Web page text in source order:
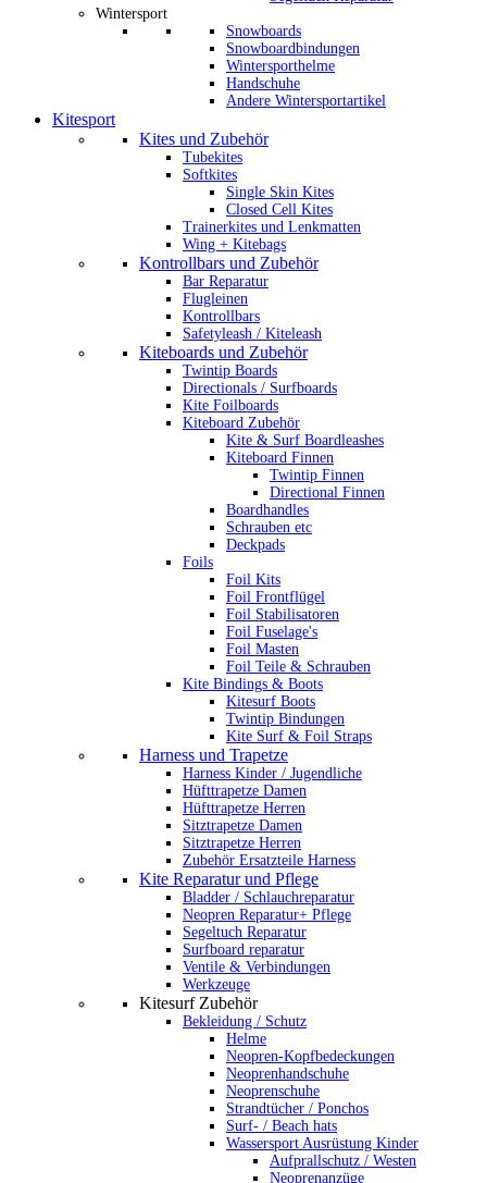
Wintersport
Snowboards
Snowboardbindungen
Wintersporthelme
Handschuhe
Andere Wintersportartikel
Kitesport
Kites und Zubehör
Tubekites
Softkites
Single Skin Kites
Closed Cell Kites
Trainerkites und Lenkmatten
Wing + Kitebags
Kontrollbars und Zubehör
Bar Reparatur
Flugleinen
Kontrollbars
Safetyleash / Kiteleash
Kiteboards und Zubehör
Twintip Boards
Directionals / Surfboards
Kite Foilboards
Kiteboard Zubehör
Kite & Surf Boardleashes
Kiteboard Finnen
Twintip Finnen
Directional Finnen
Boardhandles
Schrauben etc
Deckpads
Foils
Foil Kits
Foil Frontflügel
Foil Stabilisatoren
Foil Fuselage's
Foil Masten
Foil Teile & Schrauben
Kite Bindings & Boots
Kitesurf Boots
Twintip Bindungen
Kite Surf & Foil Straps
Harness und Trapetze
Harness Kinder / Jugendliche
Hüfttrapetze Damen
Hüfttrapetze Herren
Sitztrapetze Damen
Sitztrapetze Herren
Zubehör Ersatzteile Harness
Kite Reparatur und Pflege
Bladder / Schlauchreparatur
Neopren Reparatur+ Pflege
Segeltuch Reparatur
Surfboard reparatur
Ventile & Verbindungen
Werkzeuge
Kitesurf Zubehör
Bekleidung / Schutz
Helme
Neopren-Kopfbedeckungen
Neoprenhandschuhe
Neoprenschuhe
Strandtücher / Ponchos
Surf- / Beach hats
Wassersport Ausrüstung Kinder
Aufprallschutz / Westen
Neoprenanzüge